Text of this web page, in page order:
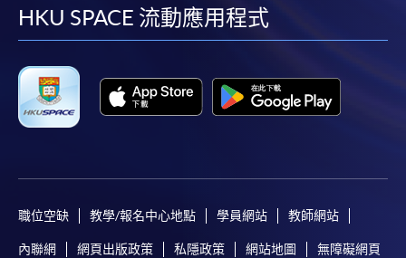
facebook
youtube
linkedin
HKU SPACE 流動應用程式
職位空缺 教學/報名中心地點 學員網站 教師網站
內聯網 網頁出版政策 私隱政策 網站地圖 無障礙網頁